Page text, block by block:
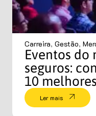
Carreira, Gestão,
Eventos do
seguros:
10 melhores
Ler mais